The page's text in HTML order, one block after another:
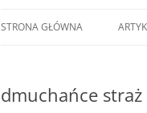
STRONA GŁÓWNA
dmuchańce